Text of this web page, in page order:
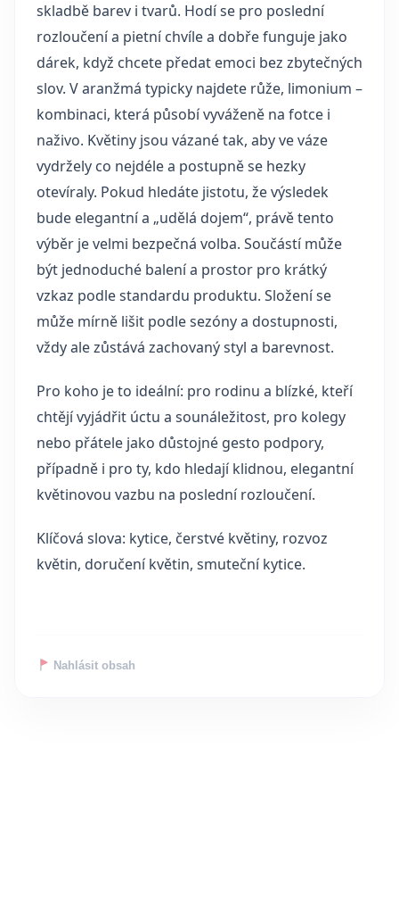
skladbě barev i tvarů. Hodí se pro poslední
rozloučení a pietní chvíle a dobře funguje jako
dárek, když chcete předat emoci bez zbytečných
slov. V aranžmá typicky najdete růže, limonium –
kombinaci, která působí vyváženě na fotce i
naživo. Květiny jsou vázané tak, aby ve váze
vydržely co nejdéle a postupně se hezky
otevíraly. Pokud hledáte jistotu, že výsledek
bude elegantní a „udělá dojem“, právě tento
výběr je velmi bezpečná volba. Součástí může
být jednoduché balení a prostor pro krátký
vzkaz podle standardu produktu. Složení se
může mírně lišit podle sezóny a dostupnosti,
vždy ale zůstává zachovaný styl a barevnost.
Pro koho je to ideální: pro rodinu a blízké, kteří
chtějí vyjádřit úctu a sounáležitost, pro kolegy
nebo přátele jako důstojné gesto podpory,
případně i pro ty, kdo hledají klidnou, elegantní
květinovou vazbu na poslední rozloučení.
Klíčová slova: kytice, čerstvé květiny, rozvoz
květin, doručení květin, smuteční kytice.
Nahlásit obsah